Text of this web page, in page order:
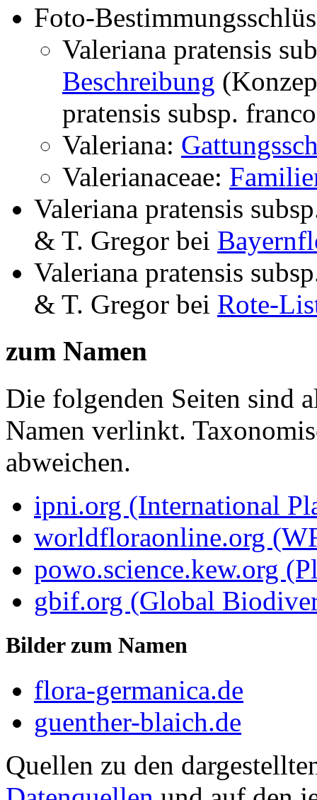
Foto-
Valeriana pratensis
Beschreibung
pratensis subsp.
Valeriana:
Valerianaceae:
Valeriana pratensis
& T. Gregor bei
Valeriana pratensis
& T. Gregor bei Rote-
zum Namen
Die folgenden Seiten sind
Namen verlinkt.
abweichen.
ipni.org (International
worldfloraonline.org
powo.science.kew.org
gbif.org (Global
Bilder zum Namen
flora-germanica.de
guenther-blaich.de
Quellen zu den